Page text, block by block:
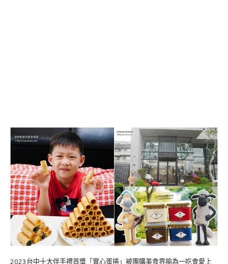
2023台中十大伴手禮首獎「實心蛋捲」被團購美食界喻為一吃會愛上